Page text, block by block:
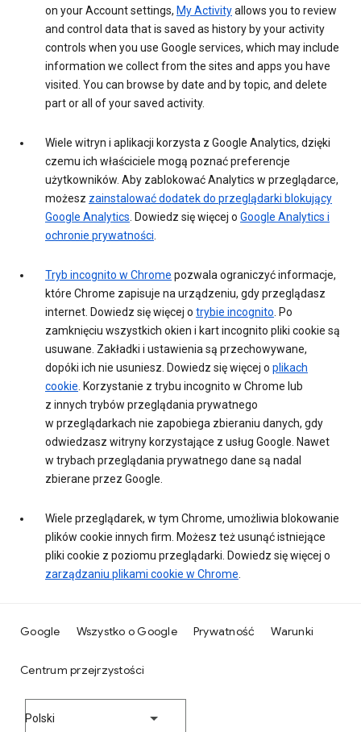
on your Account settings, My Activityallows you to review
and control data that is saved as history by your activity
controls when you use Google services, which may include
information we collect from the sites and apps you have
visited. You can browse by date and by topic, and delete
part or all of your saved activity.
Wiele witryn i aplikacji korzysta z Google Analytics, dzięki
czemu ich właściciele mogą poznać preferencje
użytkowników. Aby zablokować Analytics w przeglądarce,
możesz zainstalować dodatek do przeglądarki blokujący
Google Analytics. Dowiedz się więcej o Google Analytics i
ochronie prywatności.
Tryb incognito w Chrome pozwala ograniczyć informacje,
które Chrome zapisuje na urządzeniu, gdy przeglądasz
internet. Dowiedz się więcej o trybie incognito. Po
zamknięciu wszystkich okien i kart incognito pliki cookie są
usuwane. Zakładki i ustawienia są przechowywane,
dopóki ich nie usuniesz. Dowiedz się więcej o plikach
cookie. Korzystanie z trybu incognito w Chrome lub
z innych trybów przeglądania prywatnego
w przeglądarkach nie zapobiega zbieraniu danych, gdy
odwiedzasz witryny korzystające z usług Google. Nawet
w trybach przeglądania prywatnego dane są nadal
zbierane przez Google.
Wiele przeglądarek, w tym Chrome, umożliwia blokowanie
plików cookie innych firm. Możesz też usunąć istniejące
pliki cookie z poziomu przeglądarki. Dowiedz się więcej o
zarządzaniu plikami cookie w Chrome.
Google Wszystko o Google Prywatność Warunki
Centrum przejrzystości
Polski